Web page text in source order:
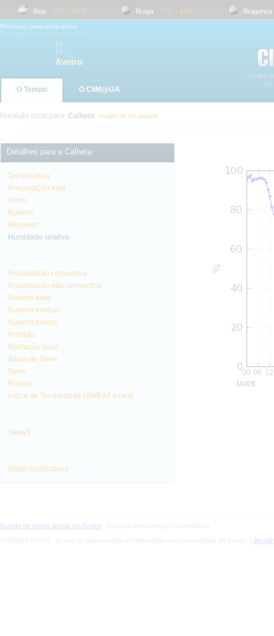
Beja 16 ºC- 32 ºC Braga 17 ºC- 28 ºC Bragança
Previsão para esta noite
24
17
Aveiro
O Tempo O CliM@UA
Previsão local para: Calheta mudar de localidade
Detalhes para a Calheta
Temperatura
Precipitação total
Vento
Nuvens
Nevoeiro
Humidade relativa
Precipitação convectiva
Precipitação não-convectiva
Nuvens altas
Nuvens médias
Nuvens baixas
Pressão
Radiação solar
Altura de Neve
Neve
Rajada
Índice de Tempestade (SWEAT Index)
SkewT
Notas explicativas
Estado do tempo actual em Aveiro - Estação meteorológica automática
CliM@UA ©2010 - Grupo de Meteorologia e Climatologia da Universidade de Aveiro |